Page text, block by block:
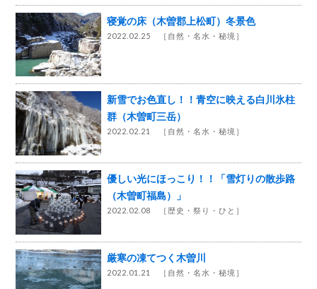
寝覚の床（木曽郡上松町）冬景色
2022.02.25 ［ 自然・名水・秘境 ］
新雪でお色直し！！青空に映える白川氷柱
群（木曽町三岳）
2022.02.21 ［ 自然・名水・秘境 ］
優しい光にほっこり！！「雪灯りの散歩路
（木曽町福島）」
2022.02.08 ［ 歴史・祭り・ひと ］
厳寒の凍てつく木曽川
2022.01.21 ［ 自然・名水・秘境 ］